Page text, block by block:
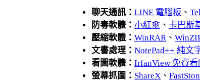
聊天通訊： LINE 電腦板 、
防毒軟體： 小紅傘 、 卡巴斯
壓縮軟體： WinRAR、
文書處理： NotePad++ 純文
看圖軟體： IrfanView 免費
螢幕抓圖： ShareX、